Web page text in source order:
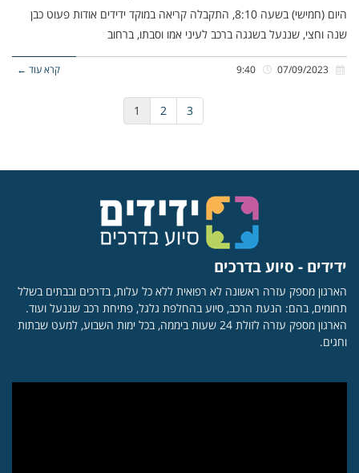
היום (חמישי) בשעה 8:10, התקבלה קריאה במוקד ידידים אודות פעוט כבן
שנה וחצי, שננעל בשגגה ברכב לעיני אמו וסבתו, ברחוב
קרא עוד ←
1 2 3
ידידים - סיוע בדרכים
הארגון מספק עזרה ראשונה לא רפואית ללא כל עלות, בדרכים ובבתים בשלל
תחומים, בהם: הנעת הרכב, סיוע בהחלפת גלגל, פתיחת רכב שננעל ועוד.
הארגון מספק עזרה לזולת 24 שעות ביממה, בכל ימות השבוע, למעט שבתות
וחגים.